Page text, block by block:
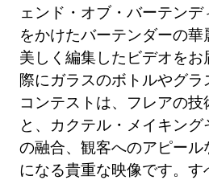
ェンド・オブ・バーテン
をかけたバーテンダーの
美しく編集したビデオを
際にガラスのボトルやグ
コンテストは、フレアの技
と、カクテル・メイキン
の融合、観客へのアピー
になる貴重な映像です。